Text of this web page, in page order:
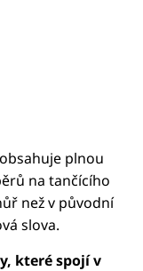
plnou
na tančícího
než v původní
slova.
které spojí v